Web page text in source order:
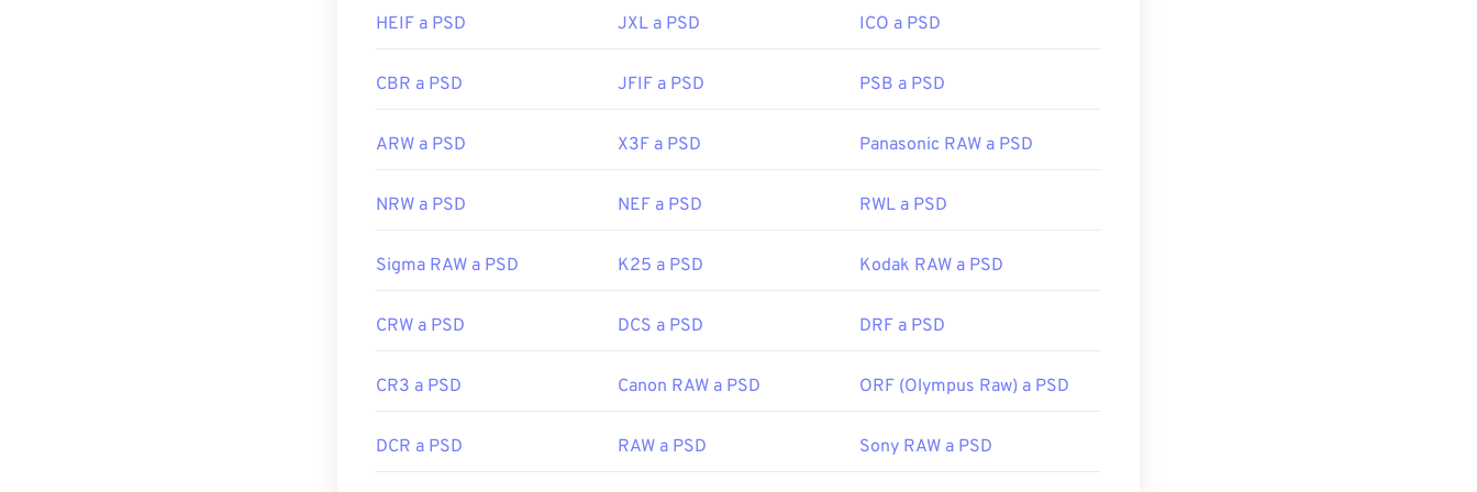
Enlaces útiles:
HEIF a PSD JXL a PSD ICO a PSD
CBR a PSD JFIF a PSD PSB a PSD
ARW a PSD X3F a PSD Panasonic RAW a PSD
NRW a PSD NEF a PSD RWL a PSD
Sigma RAW a PSD K25 a PSD Kodak RAW a PSD
CRW a PSD DCS a PSD DRF a PSD
CR3 a PSD Canon RAW a PSD ORF (Olympus Raw) a PSD
DCR a PSD RAW a PSD Sony RAW a PSD